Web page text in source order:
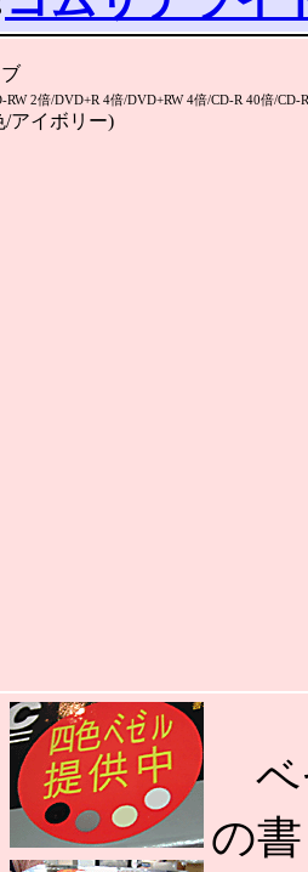
2倍/DVD+R 4倍/DVD+RW 4倍/CD-R 40倍/CD-
アイボリー)
ベ
の